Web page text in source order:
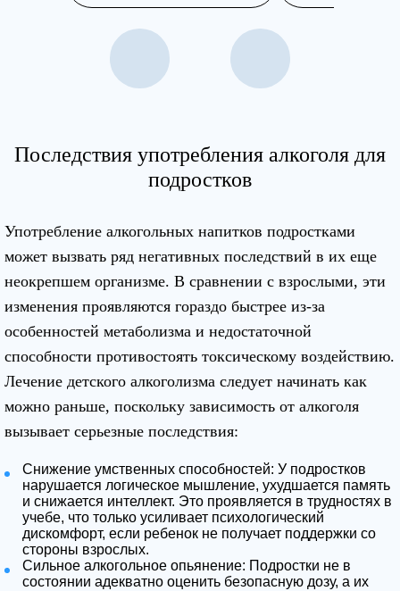
Последствия употребления алкоголя для
подростков
Употребление алкогольных напитков подростками
может вызвать ряд негативных последствий в их еще
неокрепшем организме. В сравнении с взрослыми, эти
изменения проявляются гораздо быстрее из-за
особенностей метаболизма и недостаточной
способности противостоять токсическому воздействию.
Лечение детского алкоголизма следует начинать как
можно раньше, поскольку зависимость от алкоголя
вызывает серьезные последствия:
Снижение умственных способностей: У подростков
нарушается логическое мышление, ухудшается память
и снижается интеллект. Это проявляется в трудностях в
учебе, что только усиливает психологический
дискомфорт, если ребенок не получает поддержки со
стороны взрослых.
Сильное алкогольное опьянение: Подростки не в
состоянии адекватно оценить безопасную дозу, а их